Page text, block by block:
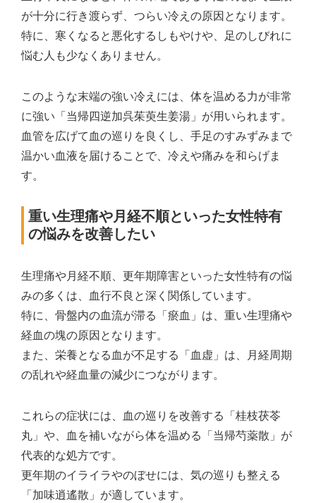
が十分に行き渡らず、つらい冷えの原因となります。
特に、寒くなると悪化するしもやけや、足のしびれに
悩む人も少なくありません。
このような末端の強い冷えには、体を温める力が非常
に強い「当帰四逆加呉茱萸生姜湯」が用いられます。
血管を広げて血の巡りを良くし、手足のすみずみまで
温かい血液を届けることで、冷えや痛みを和らげま
す。
重い生理痛や月経不順といった女性特有
の悩みを改善したい
生理痛や月経不順、更年期障害といった女性特有の悩
みの多くは、血行不良と深く関係しています。
特に、骨盤内の血流が滞る「瘀血」は、重い生理痛や
経血の塊の原因となります。
また、栄養となる血が不足する「血虚」は、月経周期
の乱れや経血量の減少につながります。
これらの症状には、血の巡りを改善する「桂枝茯苓
丸」や、血を補いながら体を温める「当帰芍薬散」が
代表的な処方です。
更年期のイライラやのぼせには、気の巡りも整える
「加味逍遙散」が適しています。